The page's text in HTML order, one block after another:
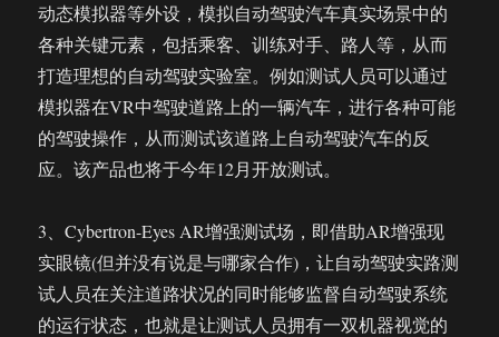
动态模拟器等外设，模拟自动驾驶汽车真实场景中的
各种关键元素，包括乘客、训练对手、路人等，从而
打造理想的自动驾驶实验室。例如测试人员可以通过
模拟器在VR中驾驶道路上的一辆汽车，进行各种可能
的驾驶操作，从而测试该道路上自动驾驶汽车的反
应。该产品也将于今年12月开放测试。
3、Cybertron-Eyes AR增强测试场，即借助AR增强现
实眼镜(但并没有说是与哪家合作)，让自动驾驶实路测
试人员在关注道路状况的同时能够监督自动驾驶系统
的运行状态，也就是让测试人员拥有一双机器视觉的